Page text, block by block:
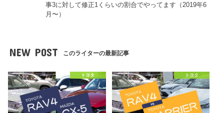
事3に対して修正1くらいの割合でやってます（2019年6
月〜）
NEW POST このライターの最新記事
トヨタ トヨタ